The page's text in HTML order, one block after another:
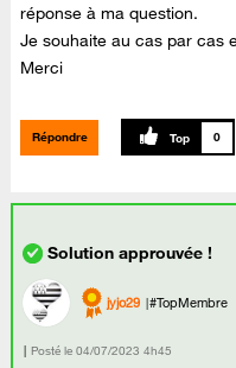
réponse à ma question.
Je souhaite au cas par cas
Merci
Répondre 0
jyjo29 #TopMembre
Posté le ‎04/07/2023 4h45